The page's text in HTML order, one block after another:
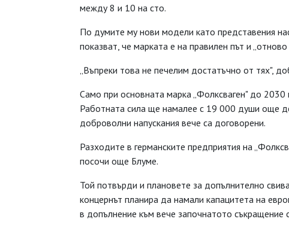
между 8 и 10 на сто.
По думите му нови модели като представения
показват, че марката е на правилен път и
„Въпреки това не печелим достатъчно от тях",
Само при основната марка „Фолксваген" до
Работната сила ще намалее с 19 000 души още
доброволни напускания вече са договорени.
Разходите в германските предприятия на
посочи още Блуме.
Той потвърди и плановете за допълнително
концернът планира да намали капацитета на
в допълнение към вече започнатото